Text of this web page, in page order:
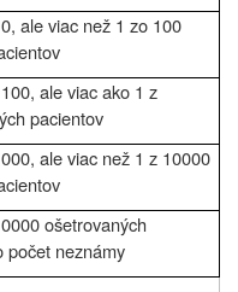
ale viac než 1 zo 100
ale viac ako 1 z
pacientov
ale viac než 1 z 10000
ošetrovaných
počet neznámy